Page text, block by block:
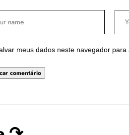
meus dados neste navegador